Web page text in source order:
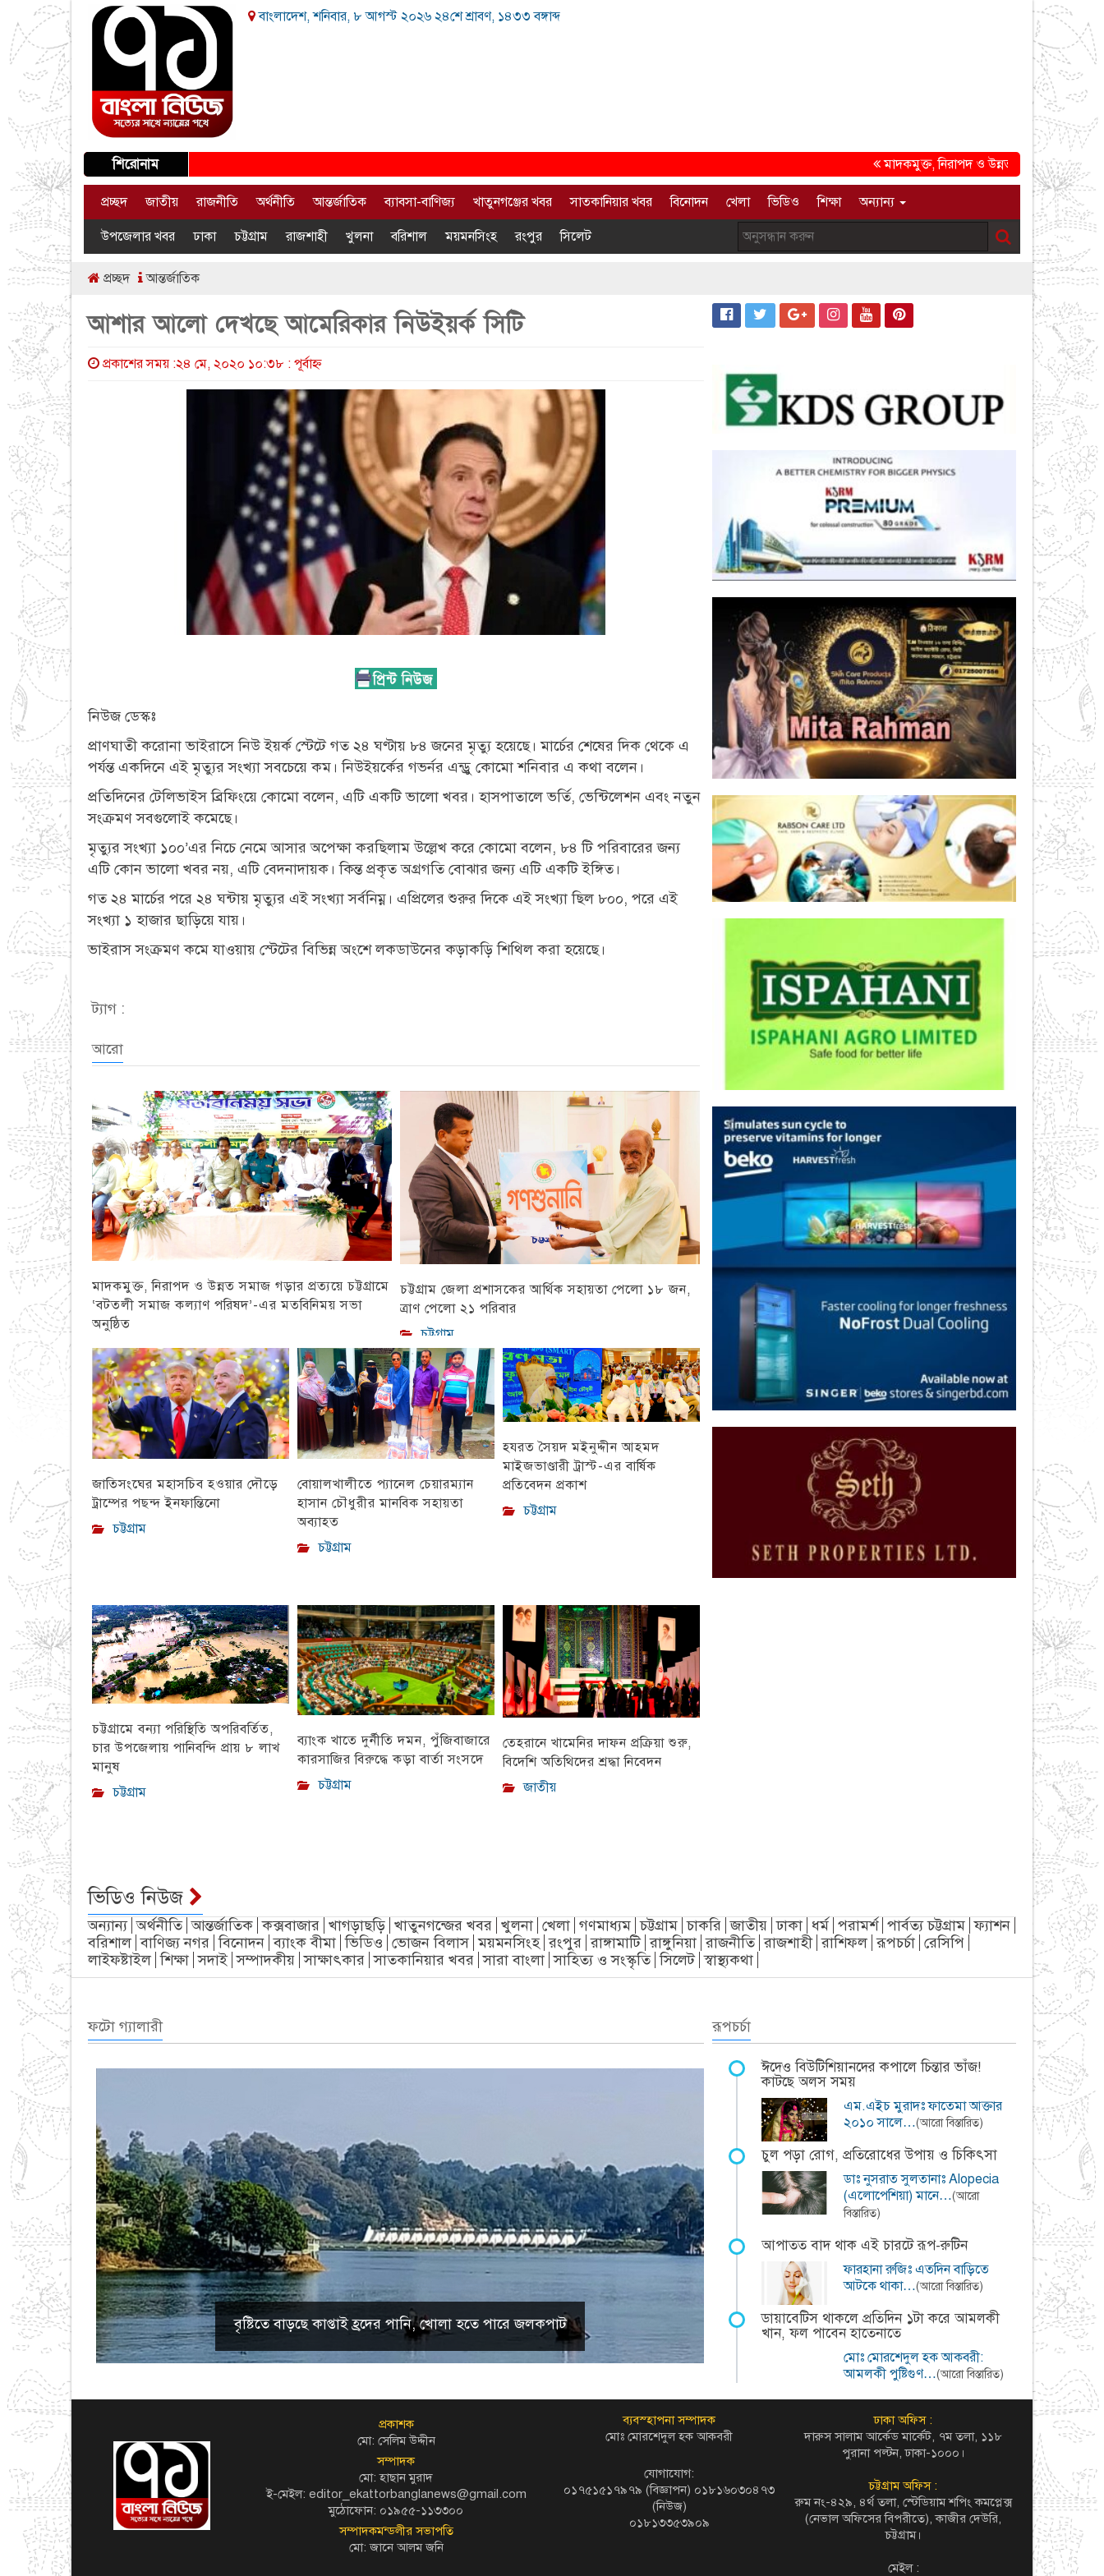
বাংলাদেশ, শনিবার, ৮ আগস্ট ২০২৬ ২৪শে শ্রাবণ, ১৪৩৩ বঙ্গাব্দ
শিরোনাম মাদকমুক্ত, নিরাপদ ও উন্নত সমাজ গড়ার প্রত্যয়ে
প্রচ্ছদ জাতীয় রাজনীতি অর্থনীতি আন্তর্জাতিক ব্যাবসা-বাণিজ্য খাতুনগঞ্জের খবর সাতকানিয়ার খবর বিনোদন খেলা ভিডিও শিক্ষা অন্যান্য
উপজেলার খবর ঢাকা চট্টগ্রাম রাজশাহী খুলনা বরিশাল ময়মনসিংহ রংপুর সিলেট
প্রচ্ছদ আন্তর্জাতিক
আশার আলো দেখছে আমেরিকার নিউইয়র্ক সিটি
প্রকাশের সময় :২৪ মে, ২০২০ ১০:৩৮ : পূর্বাহ্ণ
নিউজ ডেস্কঃ
প্রাণঘাতী করোনা ভাইরাসে নিউ ইয়র্ক স্টেটে গত ২৪ ঘণ্টায় ৮৪ জনের মৃত্যু হয়েছে। মার্চের শেষের দিক থেকে এ
পর্যন্ত একদিনে এই মৃত্যুর সংখ্যা সবচেয়ে কম। নিউইয়র্কের গভর্নর এন্ড্রু কোমো শনিবার এ কথা বলেন।
প্রতিদিনের টেলিভাইস ব্রিফিংয়ে কোমো বলেন, এটি একটি ভালো খবর। হাসপাতালে ভর্তি, ভেন্টিলেশন এবং নতুন
সংক্রমণ সবগুলোই কমেছে।
মৃত্যুর সংখ্যা ১০০’এর নিচে নেমে আসার অপেক্ষা করছিলাম উল্লেখ করে কোমো বলেন, ৮৪ টি পরিবারের জন্য
এটি কোন ভালো খবর নয়, এটি বেদনাদায়ক। কিন্ত প্রকৃত অগ্রগতি বোঝার জন্য এটি একটি ইঙ্গিত।
গত ২৪ মার্চের পরে ২৪ ঘন্টায় মৃত্যুর এই সংখ্যা সর্বনিম্ন। এপ্রিলের শুরুর দিকে এই সংখ্যা ছিল ৮০০, পরে এই
সংখ্যা ১ হাজার ছাড়িয়ে যায়।
ভাইরাস সংক্রমণ কমে যাওয়ায় স্টেটের বিভিন্ন অংশে লকডাউনের কড়াকড়ি শিথিল করা হয়েছে।
ট্যাগ :
আরো
মাদকমুক্ত, নিরাপদ ও উন্নত সমাজ গড়ার প্রত্যয়ে চট্টগ্রামে
‘বটতলী সমাজ কল্যাণ পরিষদ’-এর মতবিনিময় সভা
অনুষ্ঠিত
চট্টগ্রাম
চট্টগ্রাম জেলা প্রশাসকের আর্থিক সহায়তা পেলো ১৮ জন,
ত্রাণ পেলো ২১ পরিবার
চট্টগ্রাম
জাতিসংঘের মহাসচিব হওয়ার দৌড়ে
ট্রাম্পের পছন্দ ইনফান্তিনো
চট্টগ্রাম
বোয়ালখালীতে প্যানেল চেয়ারম্যান
হাসান চৌধুরীর মানবিক সহায়তা
অব্যাহত
চট্টগ্রাম
হযরত সৈয়দ মইনুদ্দীন আহমদ
মাইজভাণ্ডারী ট্রাস্ট-এর বার্ষিক
প্রতিবেদন প্রকাশ
চট্টগ্রাম
চট্টগ্রামে বন্যা পরিস্থিতি অপরিবর্তিত,
চার উপজেলায় পানিবন্দি প্রায় ৮ লাখ
মানুষ
চট্টগ্রাম
ব্যাংক খাতে দুর্নীতি দমন, পুঁজিবাজারে
কারসাজির বিরুদ্ধে কড়া বার্তা সংসদে
চট্টগ্রাম
তেহরানে খামেনির দাফন প্রক্রিয়া শুরু,
বিদেশি অতিথিদের শ্রদ্ধা নিবেদন
জাতীয়
ভিডিও নিউজ
অন্যান্য অর্থনীতি আন্তর্জাতিক কক্সবাজার খাগড়াছড়ি খাতুনগন্জের খবর খুলনা খেলা গণমাধ্যম চট্টগ্রাম চাকরি জাতীয় ঢাকা ধর্ম পরামর্শ পার্বত্য চট্টগ্রাম ফ্যাশন
বরিশাল বাণিজ্য নগর বিনোদন ব্যাংক বীমা ভিডিও ভোজন বিলাস ময়মনসিংহ রংপুর রাঙ্গামাটি রাঙ্গুনিয়া রাজনীতি রাজশাহী রাশিফল রূপচর্চা রেসিপি
লাইফষ্টাইল শিক্ষা সদাই সম্পাদকীয় সাক্ষাৎকার সাতকানিয়ার খবর সারা বাংলা সাহিত্য ও সংস্কৃতি সিলেট স্বাস্থ্যকথা
ফটো গ্যালারী
বৃষ্টিতে বাড়ছে কাপ্তাই হ্রদের পানি, খোলা হতে পারে জলকপাট
রূপচর্চা
ঈদেও বিউটিশিয়ানদের কপালে চিন্তার ভাঁজ!
কাটছে অলস সময়
এম.এইচ মুরাদঃ ফাতেমা আক্তার
২০১০ সালে…(আরো বিস্তারিত)
চুল পড়া রোগ, প্রতিরোধের উপায় ও চিকিৎসা
ডাঃ নুসরাত সুলতানাঃ Alopecia
(এলোপেশিয়া) মানে…(আরো
বিস্তারিত)
আপাতত বাদ থাক এই চারটে রূপ-রুটিন
ফারহানা রুজিঃ এতদিন বাড়িতে
আটকে থাকা…(আরো বিস্তারিত)
ডায়াবেটিস থাকলে প্রতিদিন ১টা করে আমলকী
খান, ফল পাবেন হাতেনাতে
মোঃ মোরশেদুল হক আকবরী:
আমলকী পুষ্টিগুণ…(আরো বিস্তারিত)
প্রকাশক
মো: সেলিম উদ্দীন
সম্পাদক
মো: হাছান মুরাদ
ই-মেইল: editor_ekattorbanglanews@gmail.com
মুঠোফোন: ০১৯৫৫-১১৩৩০০
সম্পাদকমন্ডলীর সভাপতি
মো: জানে আলম জনি
ব্যবস্হাপনা সম্পাদক
মোঃ মোরশেদুল হক আকবরী
যোগাযোগ:
০১৭৫১৫১৭৯৭৯ (বিজ্ঞাপন) ০১৮১৬০৩০৪৭৩
(নিউজ)
০১৮১৩৩৫৩৯০৯
ঢাকা অফিস :
দারুস সালাম আর্কেড মার্কেট, ৭ম তলা, ১১৮
পুরানা পল্টন, ঢাকা-১০০০।
চট্টগ্রাম অফিস :
রুম নং-৪২৯, ৪র্থ তলা, স্টেডিয়াম শপিং কমপ্লেক্স
(নেভাল অফিসের বিপরীতে), কাজীর দেউরি,
চট্টগ্রাম।
মেইল :